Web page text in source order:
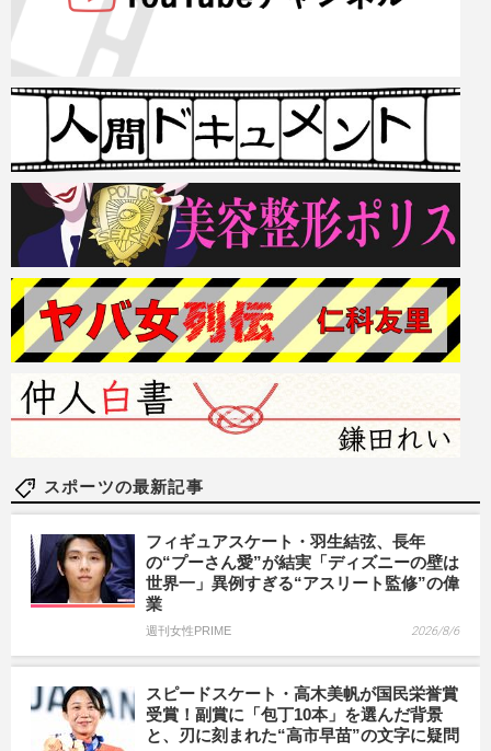
スポーツの最新記事
フィギュアスケート・羽生結弦、長年
の“プーさん愛”が結実「ディズニーの壁は
世界一」異例すぎる“アスリート監修”の偉
業
週刊女性PRIME 2026/8/6
スピードスケート・高木美帆が国民栄誉賞
受賞！副賞に「包丁10本」を選んだ背景
と、刃に刻まれた“高市早苗”の文字に疑問